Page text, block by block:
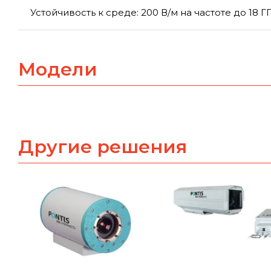
Устойчивость к среде: 200 В/м на частоте до 18
Модели
Другие решения